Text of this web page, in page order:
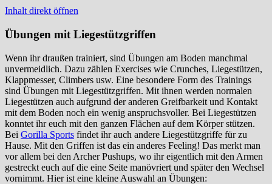
Inhalt direkt öffnen
Übungen mit Liegestützgriffen
Wenn ihr draußen trainiert, sind Übungen am Boden manchmal
unvermeidlich. Dazu zählen Exercises wie Crunches, Liegestützen,
Klappmesser, Climbers usw. Eine besondere Form des Trainings
sind Übungen mit Liegestützgriffen. Mit ihnen werden normalen
Liegestützen auch aufgrund der anderen Greifbarkeit und Kontakt
mit dem Boden noch ein wenig anspruchsvoller. Bei Liegestützen
konntet ihr euch mit den ganzen Flächen auf dem Körper stützen.
Bei Gorilla Sports findet ihr auch andere Liegestützgriffe für zu
Hause. Mit den Griffen ist das ein anderes Feeling! Das merkt man
vor allem bei den Archer Pushups, wo ihr eigentlich mit den Armen
gestreckt euch auf die eine Seite manövriert und später den Wechsel
vornimmt. Hier ist eine kleine Auswahl an Übungen: